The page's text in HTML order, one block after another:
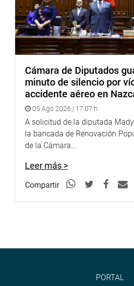
Cámara de Diputados
minuto de silencio por
accidente aéreo en
05 Ago 2026 | 17:07 h
A solicitud de la diputada
la bancada de Renovación
de la Cámara...
Leer más >
Compartir
PORTAL